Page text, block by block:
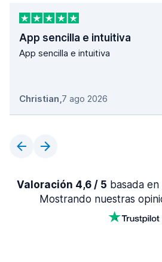
App sencilla e intuitiva
App sencilla e intuitiva
Christian,7 ago 2026
Valoración 4,6 / 5 basada
Mostrando nuestras